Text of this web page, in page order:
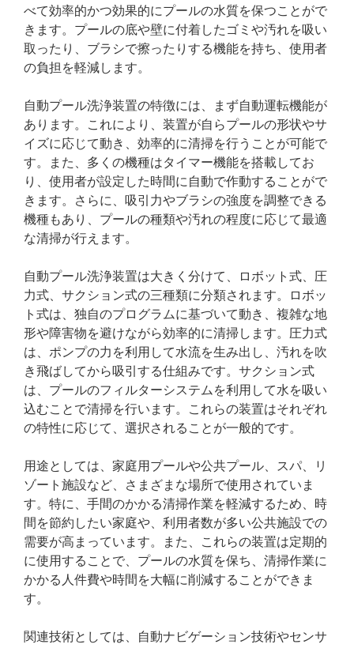
べて効率的かつ効果的にプールの水質を保つことがで
きます。プールの底や壁に付着したゴミや汚れを吸い
取ったり、ブラシで擦ったりする機能を持ち、使用者
の負担を軽減します。
自動プール洗浄装置の特徴には、まず自動運転機能が
あります。これにより、装置が自らプールの形状やサ
イズに応じて動き、効率的に清掃を行うことが可能で
す。また、多くの機種はタイマー機能を搭載してお
り、使用者が設定した時間に自動で作動することがで
きます。さらに、吸引力やブラシの強度を調整できる
機種もあり、プールの種類や汚れの程度に応じて最適
な清掃が行えます。
自動プール洗浄装置は大きく分けて、ロボット式、圧
力式、サクション式の三種類に分類されます。ロボッ
ト式は、独自のプログラムに基づいて動き、複雑な地
形や障害物を避けながら効率的に清掃します。圧力式
は、ポンプの力を利用して水流を生み出し、汚れを吹
き飛ばしてから吸引する仕組みです。サクション式
は、プールのフィルターシステムを利用して水を吸い
込むことで清掃を行います。これらの装置はそれぞれ
の特性に応じて、選択されることが一般的です。
用途としては、家庭用プールや公共プール、スパ、リ
ゾート施設など、さまざまな場所で使用されていま
す。特に、手間のかかる清掃作業を軽減するため、時
間を節約したい家庭や、利用者数が多い公共施設での
需要が高まっています。また、これらの装置は定期的
に使用することで、プールの水質を保ち、清掃作業に
かかる人件費や時間を大幅に削減することができま
す。
関連技術としては、自動ナビゲーション技術やセンサ